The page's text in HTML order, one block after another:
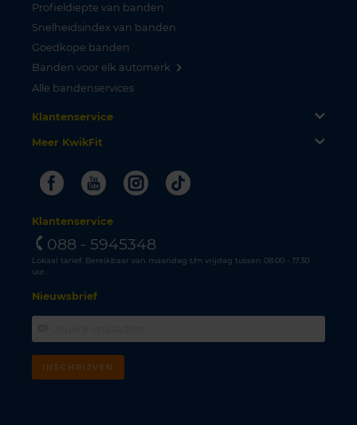
Profieldiepte van banden
Snelheidsindex van banden
Goedkope banden
Banden voor elk automerk
Alle bandenservices
Klantenservice
Meer KwikFit
FacebookYoutubeInstagram
Tiktok
Klantenservice
088 - 5945348
Lokaal tarief. Bereikbaar van maandag t/m vrijdag tussen 08.00 - 17.30
uur.
Nieuwsbrief
INSCHRIJVEN